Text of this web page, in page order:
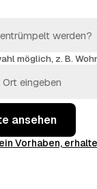
alles dabei. Sie
ergibt.
möglich, z. B.
ansehen
Vorhaben,